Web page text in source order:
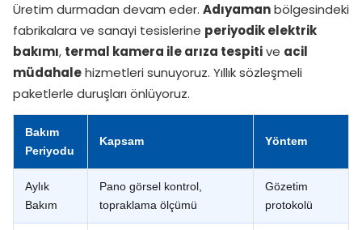
Üretim durmadan devam eder. Adıyamanbölgesindeki
fabrikalara ve sanayi tesislerine periyodik elektrik
bakımı, termal kamera ile arıza tespitive acil
müdahalehizmetleri sunuyoruz. Yıllık sözleşmeli
paketlerle duruşları önlüyoruz.
Bakım
Periyodu
Kapsam Yöntem
Aylık
Bakım
Pano görsel kontrol,
topraklama ölçümü
Gözetim
protokolü